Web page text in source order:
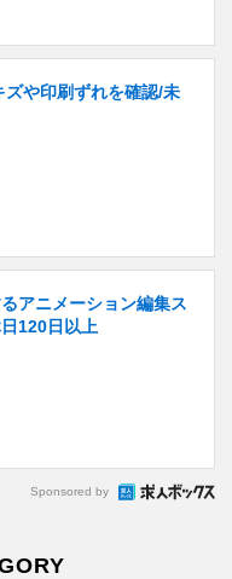
ズや印刷ずれを確認/未
アニメーション編集ス
120日以上
Sponsored by